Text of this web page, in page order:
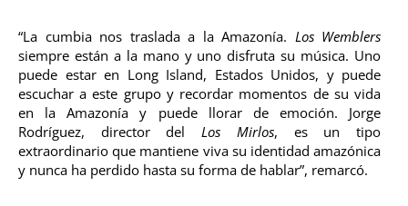
“La cumbia nos traslada a la Amazonía. Los Wemblers
siempre están a la mano y uno disfruta su música. Uno
puede estar en Long Island, Estados Unidos, y puede
escuchar a este grupo y recordar momentos de su vida
en la Amazonía y puede llorar de emoción. Jorge
Rodríguez, director delLos Mirlos, es un tipo
extraordinario que mantiene viva su identidad amazónica
y nunca ha perdido hasta su forma de hablar”, remarcó.